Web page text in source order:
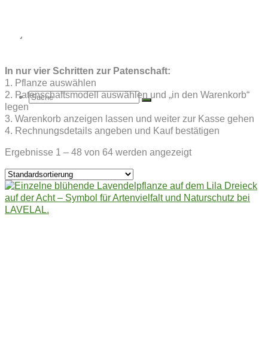
Suche
nach:
DER ACHT
In nur vier Schritten zur Patenschaft:
1. Pflanze auswählen
2. Patenschaftsmodell auswählen und „in den Warenkorb“
legen
3. Warenkorb anzeigen lassen und weiter zur Kasse gehen
4. Rechnungsdetails angeben und Kauf bestätigen
Ergebnisse 1 – 48 von 64 werden angezeigt